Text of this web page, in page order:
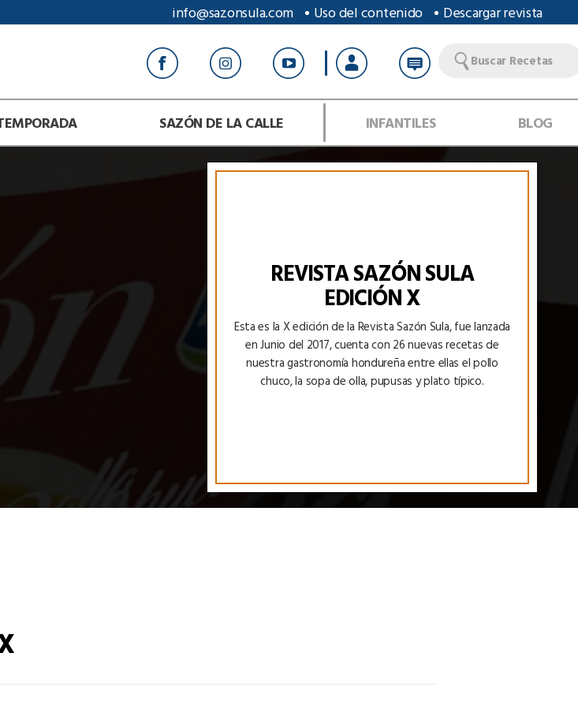
info@sazonsula.com Uso del contenido Descargar revista
Buscar Recetas
SAZÓN DE LA CALLE INFANTILES BLOG
REVISTA SAZÓN SULA
EDICIÓN X
Esta es la X edición de la Revista Sazón Sula, fue lanzada
en Junio del 2017, cuenta con 26 nuevas recetas de
nuestra gastronomía hondureña entre ellas el pollo
chuco, la sopa de olla, pupusas y plato típico.